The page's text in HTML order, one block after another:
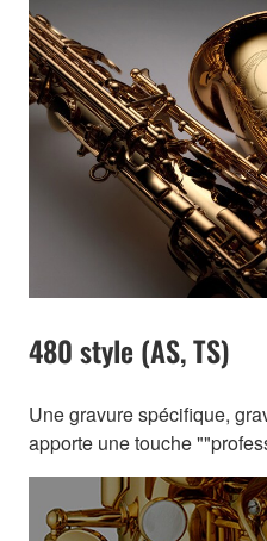
480 style (AS, TS)
Une gravure spécifique,
apporte une touche